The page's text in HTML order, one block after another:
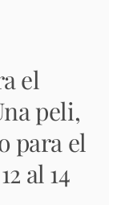
el
peli,
para el
al 14